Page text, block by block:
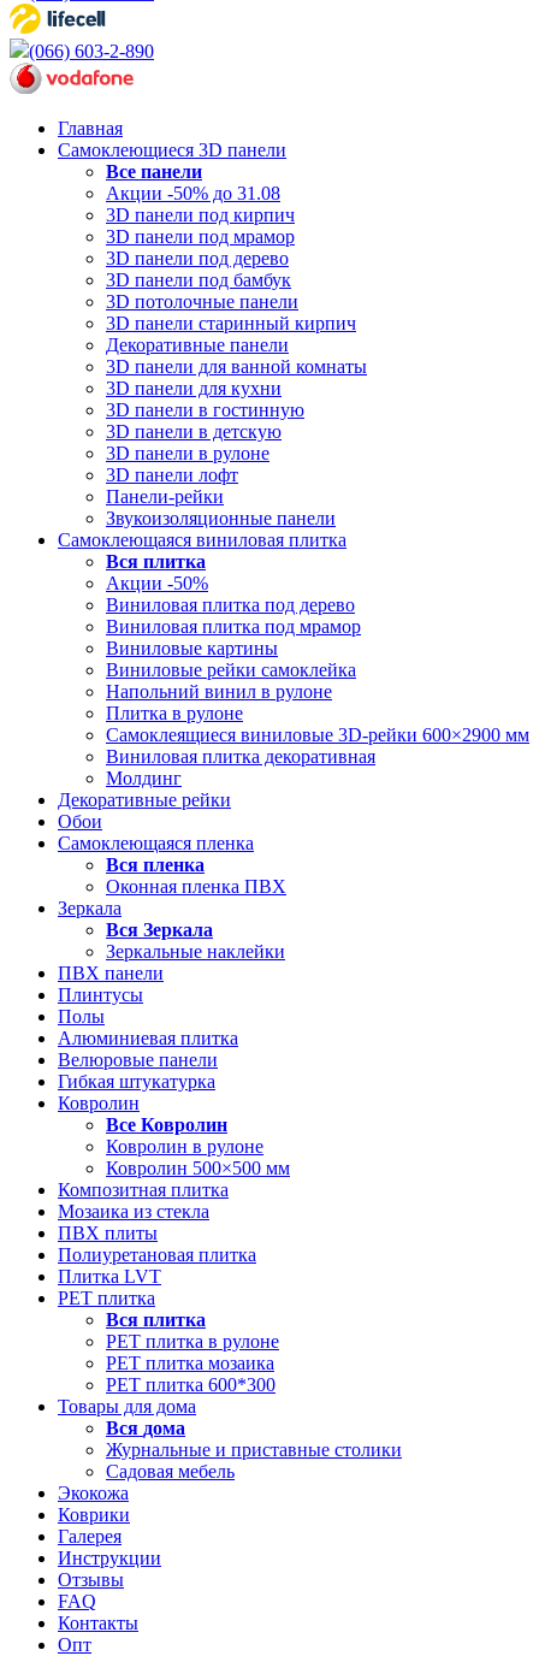
(066) 603-2-890
Главная
Самоклеющиеся 3D панели
Все панели
Акции -50% до 31.08
3D панели под кирпич
3D панели под мрамор
3D панели под дерево
3D панели под бамбук
3D потолочные панели
3D панели старинный кирпич
Декоративные панели
3D панели для ванной комнаты
3D панели для кухни
3D панели в гостинную
3D панели в детскую
3D панели в рулоне
3D панели лофт
Панели-рейки
Звукоизоляционные панели
Самоклеющаяся виниловая плитка
Вся плитка
Акции -50%
Виниловая плитка под дерево
Виниловая плитка под мрамор
Виниловые картины
Виниловые рейки самоклейка
Напольний винил в рулоне
Плитка в рулоне
Самоклеящиеся виниловые 3D‑рейки 600×2900 мм
Виниловая плитка декоративная
Молдинг
Декоративные рейки
Обои
Самоклеющаяся пленка
Вся пленка
Оконная пленка ПВХ
Зеркала
Вся Зеркала
Зеркальные наклейки
ПВХ панели
Плинтусы
Полы
Алюминиевая плитка
Велюровые панели
Гибкая штукатурка
Ковролин
Все Ковролин
Ковролин в рулоне
Ковролин 500×500 мм
Композитная плитка
Мозаика из стекла
ПВХ плиты
Полиуретановая плитка
Плитка LVT
РЕТ плитка
Вся плитка
РЕТ плитка в рулоне
РЕТ плитка мозаика
РЕТ плитка 600*300
Товары для дома
Вся дома
Журнальные и приставные столики
Садовая мебель
Экокожа
Коврики
Галерея
Инструкции
Отзывы
FAQ
Контакты
Опт